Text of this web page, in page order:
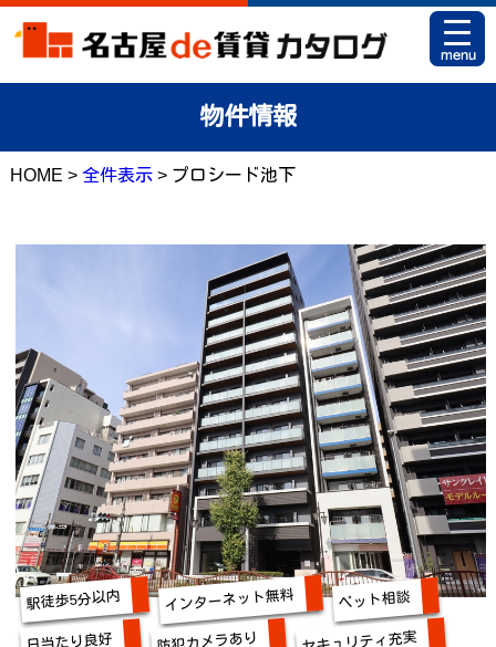
物件情報
HOME > 全件表示> プロシード池下
駅徒歩5分以内 インターネット無料 ペット相談
日当たり良好 防犯カメラあり セキュリティ充実
駅名から探す
アパマンショップ 栄店
アパマンショップ 御器所店
お問い合せ